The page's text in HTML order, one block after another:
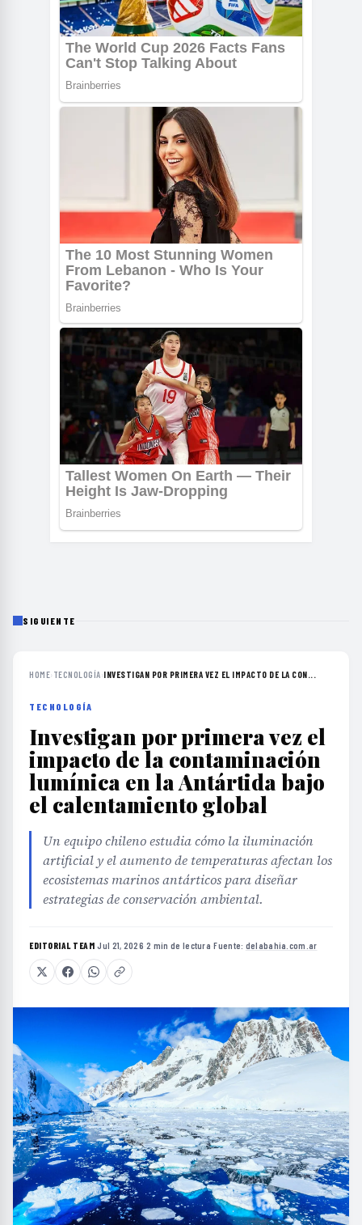
SIGUIENTE
HOME› TECNOLOGÍA›INVESTIGAN POR PRIMERA VEZ EL IMPACTO DE LA CON...
TECNOLOGÍA
Investigan por primera vez el
impacto de la contaminación
lumínica en la Antártida bajo
el calentamiento global
Un equipo chileno estudia cómo la iluminación
artificial y el aumento de temperaturas afectan los
ecosistemas marinos antárticos para diseñar
estrategias de conservación ambiental.
EDITORIAL TEAM·Jul 21, 2026·2 min de lectura·Fuente: delabahia.com.ar